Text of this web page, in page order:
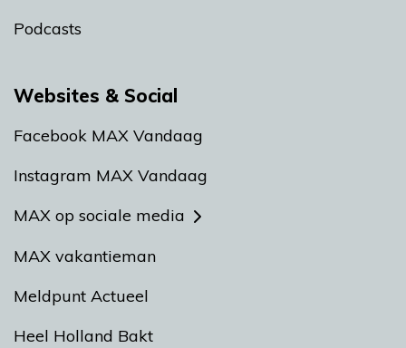
Podcasts
Websites & Social
Facebook MAX Vandaag
Instagram MAX Vandaag
MAX op sociale media
MAX vakantieman
Meldpunt Actueel
Heel Holland Bakt